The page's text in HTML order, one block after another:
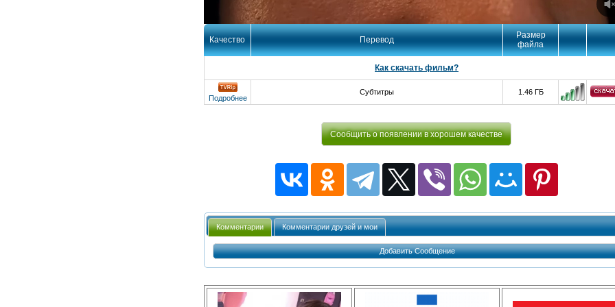
Качество Перевод
Размер
файла
Как скачать фильм?
Подробнее
Субтитры 1.46 ГБ
Сообщить о появлении в хорошем качестве
Комментарии Комментарии друзей и мои
Добавить Сообщение